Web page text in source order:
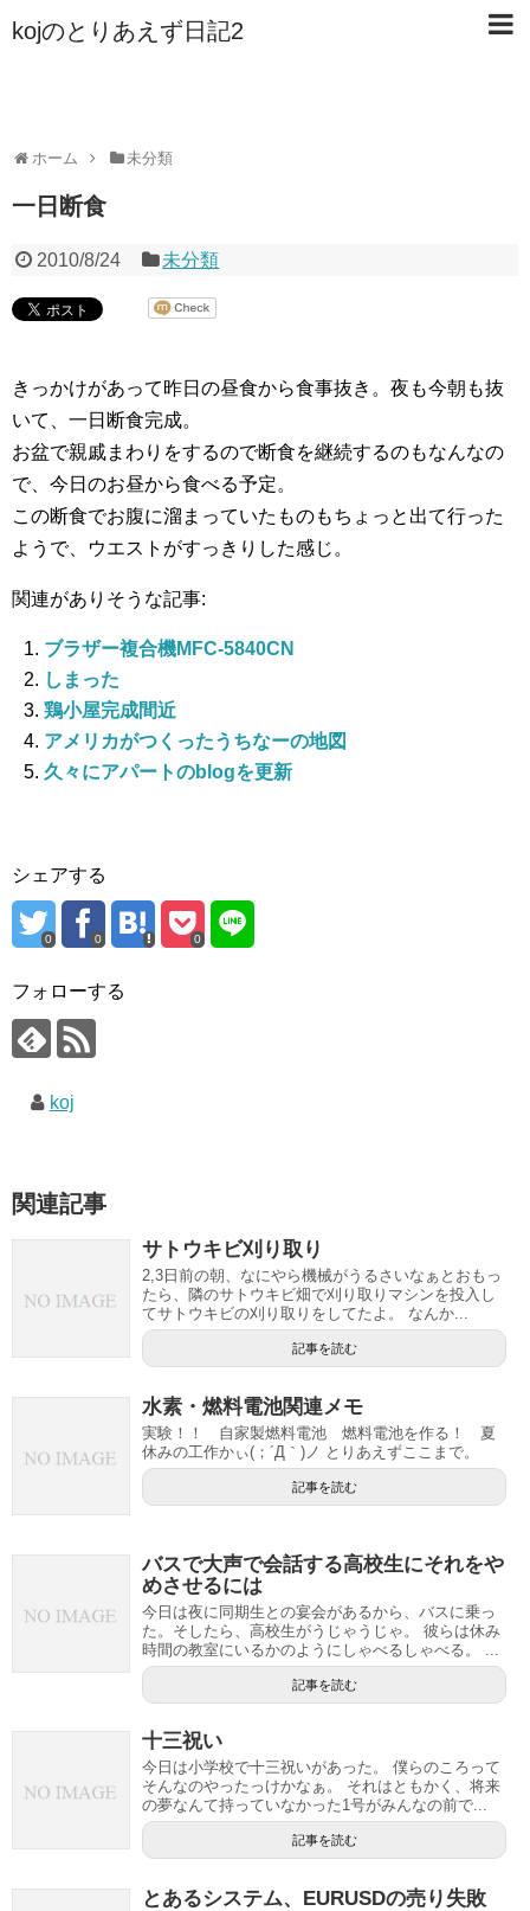
kojのとりあえず日記2
ホーム 未分類
一日断食
2010/8/24 未分類
きっかけがあって昨日の昼食から食事抜き。夜も今朝も抜
いて、一日断食完成。
お盆で親戚まわりをするので断食を継続するのもなんなの
で、今日のお昼から食べる予定。
この断食でお腹に溜まっていたものもちょっと出て行った
ようで、ウエストがすっきりした感じ。
関連がありそうな記事:
ブラザー複合機MFC-5840CN
しまった
鶏小屋完成間近
アメリカがつくったうちなーの地図
久々にアパートのblogを更新
シェアする
0 0 0
フォローする
koj
関連記事
サトウキビ刈り取り
2,3日前の朝、なにやら機械がうるさいなぁとおもっ
たら、隣のサトウキビ畑で刈り取りマシンを投入し
てサトウキビの刈り取りをしてたよ。 なんか...
記事を読む
水素・燃料電池関連メモ
実験！！ 自家製燃料電池 燃料電池を作る！ 夏
休みの工作かぃ(；´Д｀)ノ とりあえずここまで。
記事を読む
バスで大声で会話する高校生にそれをや
めさせるには
今日は夜に同期生との宴会があるから、バスに乗っ
た。そしたら、高校生がうじゃうじゃ。 彼らは休み
時間の教室にいるかのようにしゃべるしゃべる。 ...
記事を読む
十三祝い
今日は小学校で十三祝いがあった。 僕らのころって
そんなのやったっけかなぁ。 それはともかく、将来
の夢なんて持っていなかった1号がみんなの前で...
記事を読む
とあるシステム、EURUSDの売り失敗